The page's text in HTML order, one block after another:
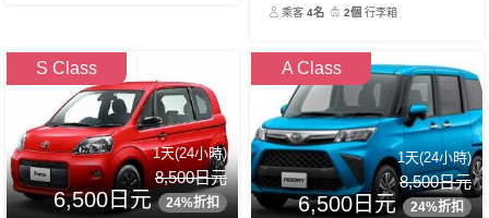
乘客4名 2個 行李箱
S Class
1天(24小時)
8,500日元
6,500日元 24%折扣
A Class
1天(24小時)
8,500日元
6,500日元 24%折扣